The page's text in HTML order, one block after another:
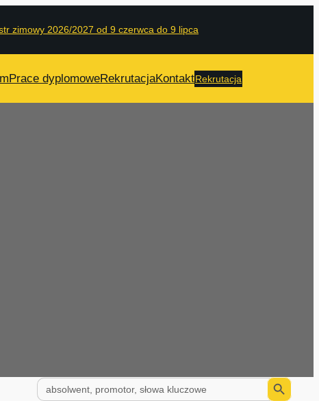
zimowy 2026/2027 od 9 czerwca do 9 lipca
Prace dyplomoweRekrutacjaKontaktRekrutacja
Search
for:
Search Button